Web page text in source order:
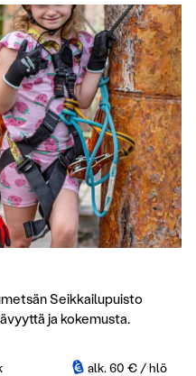
Seikkailupuisto
ja kokemusta.
alk. 60 € / hlö